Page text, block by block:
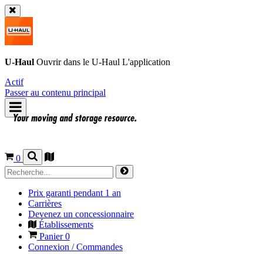
U-Haul Ouvrir dans le U-Haul L'application
Actif
Passer au contenu principal
0
Prix garanti pendant 1 an
Carrières
Devenez un concessionnaire
Établissements
Panier0
Connexion / Commandes